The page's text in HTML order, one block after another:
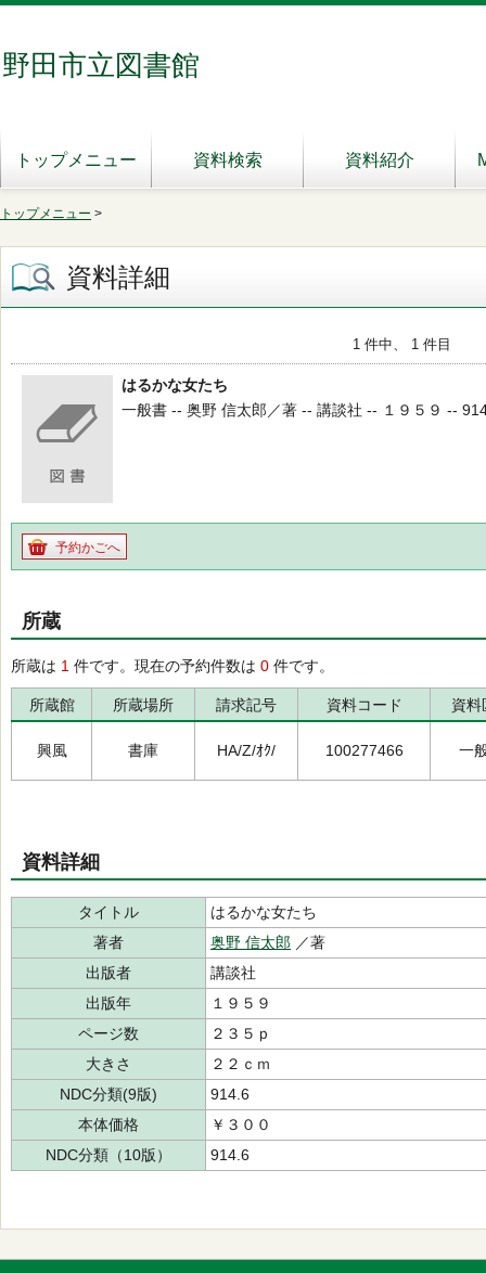
野田市立図書館
トップメニュー 資料検索 資料紹介
トップメニュー >
資料詳細
1 件中、 1 件目
はるかな女たち
一般書 -- 奥野 信太郎／著 -- 講談社 -- １９５９ --
予約かごへ
所蔵
所蔵は 1 件です。現在の予約件数は 0 件です。
所蔵館 所蔵場所 請求記号 資料コード 資料
興風 書庫 HA/Z/ｵｸ/ 100277466 一
資料詳細
タイトル
はるかな女たち
著者
奥野 信太郎 ／著
出版者
講談社
出版年
１９５９
ページ数
２３５ｐ
大きさ
２２ｃｍ
NDC分類(9版)
914.6
本体価格
￥３００
NDC分類（10版）
914.6